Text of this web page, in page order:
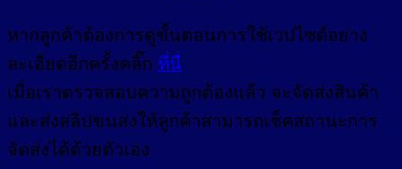
หากลูกค้าต้องการดูขั้นตอนการใช้เวปไซต์อย่าง
ละเอียดอีกครั้งคลิ๊ก ที่นี่
เมื่อเราตรวจสอบความถูกต้องแล้ว จะจัดส่งสินค้า
และส่งสลิปขนส่งให้ลูกค้าสามารถเช็คสถานะการ
จัดส่งได้ด้วยตัวเอง